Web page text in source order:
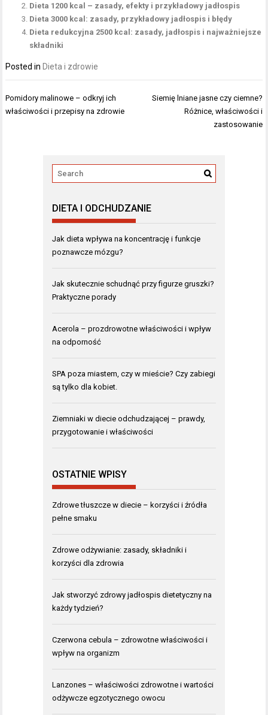
Dieta 1200 kcal – zasady, efekty i przykładowy jadłospis
Dieta 3000 kcal: zasady, przykładowy jadłospis i błędy
Dieta redukcyjna 2500 kcal: zasady, jadłospis i najważniejsze
składniki
Posted in Dieta i zdrowie
Nawigacja
wpisu
Pomidory malinowe – odkryj ich
właściwości i przepisy na zdrowie
Siemię lniane jasne czy ciemne?
Różnice, właściwości i
zastosowanie
DIETA I ODCHUDZANIE
Jak dieta wpływa na koncentrację i funkcje
poznawcze mózgu?
Jak skutecznie schudnąć przy figurze gruszki?
Praktyczne porady
Acerola – prozdrowotne właściwości i wpływ
na odporność
SPA poza miastem, czy w mieście? Czy zabiegi
są tylko dla kobiet.
Ziemniaki w diecie odchudzającej – prawdy,
przygotowanie i właściwości
OSTATNIE WPISY
Zdrowe tłuszcze w diecie – korzyści i źródła
pełne smaku
Zdrowe odżywianie: zasady, składniki i
korzyści dla zdrowia
Jak stworzyć zdrowy jadłospis dietetyczny na
każdy tydzień?
Czerwona cebula – zdrowotne właściwości i
wpływ na organizm
Lanzones – właściwości zdrowotne i wartości
odżywcze egzotycznego owocu